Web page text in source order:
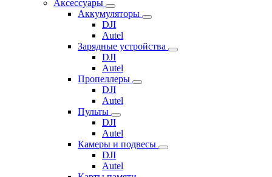
Аксессуары
Аккумуляторы
DJI
Autel
Зарядные устройства
DJI
Autel
Пропеллеры
DJI
Autel
Пульты
DJI
Autel
Камеры и подвесы
DJI
Autel